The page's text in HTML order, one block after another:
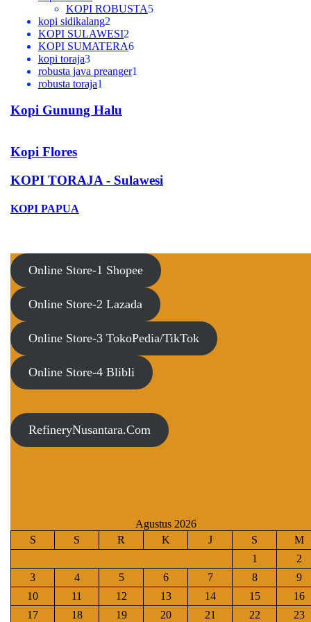
Produk
KOPI ROBUSTA55
kopi sidikalang2
Produk
KOPI SULAWESI2
Produk
KOPI SUMATERA66
kopi toraja33
Produk
robusta java preanger1
robusta toraja1
Kopi Gunung Halu
Kopi Flores
KOPI TORAJA - Sulawesi
KOPI PAPUA
Online Store-1 Shopee
Online Store-2 Lazada
Online Store-3 TokoPedia/TikTok
Online Store-4 Blibli
RefineryNusantara.Com
Agustus 2026
S
S R K J S
M
1
2
3
4 5 6 7 8
9
10
11 12 13 14 15
16
17
18 19 20 21 22 23